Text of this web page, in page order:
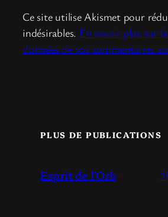
Ce site utilise Akismet pour
indésirables. En savoir plus sur
données de vos commentaires
PLUS DE PUBLICATIONS
Esprit de l’Orb